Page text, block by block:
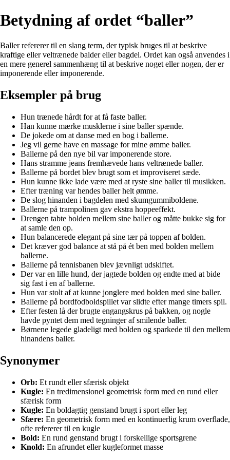
Betydning af ordet “baller”
Baller refererer til en slang term, der typisk bruges til at beskrive
kraftige eller veltrænede balder eller bagdel. Ordet kan også anvendes i
en mere generel sammenhæng til at beskrive noget eller nogen, der er
imponerende eller imponerende.
Eksempler på brug
Hun trænede hårdt for at få faste baller.
Han kunne mærke musklerne i sine baller spænde.
De jokede om at danse med en bog i ballerne.
Jeg vil gerne have en massage for mine ømme baller.
Ballerne på den nye bil var imponerende store.
Hans stramme jeans fremhævede hans veltrænede baller.
Ballerne på bordet blev brugt som et improviseret sæde.
Hun kunne ikke lade være med at ryste sine baller til musikken.
Efter træning var hendes baller helt ømme.
De slog hinanden i bagdelen med skumgummiboldene.
Ballerne på trampolinen gav ekstra hoppeeffekt.
Drengen tabte bolden mellem sine baller og måtte bukke sig for
at samle den op.
Hun balancerede elegant på sine tær på toppen af bolden.
Det kræver god balance at stå på ét ben med bolden mellem
ballerne.
Ballerne på tennisbanen blev jævnligt udskiftet.
Der var en lille hund, der jagtede bolden og endte med at bide
sig fast i en af ballerne.
Hun var stolt af at kunne jonglere med bolden med sine baller.
Ballerne på bordfodboldspillet var slidte efter mange timers spil.
Efter festen lå der brugte engangskrus på bakken, og nogle
havde pyntet dem med tegninger af smilende baller.
Børnene legede gladeligt med bolden og sparkede til den mellem
hinandens baller.
Synonymer
Orb: Et rundt eller sfærisk objekt
Kugle: En tredimensionel geometrisk form med en rund eller
sfærisk form
Kugle: En boldagtig genstand brugt i sport eller leg
Sfære: En geometrisk form med en kontinuerlig krum overflade,
ofte refererer til en kugle
Bold: En rund genstand brugt i forskellige sportsgrene
Knold: En afrundet eller kugleformet masse